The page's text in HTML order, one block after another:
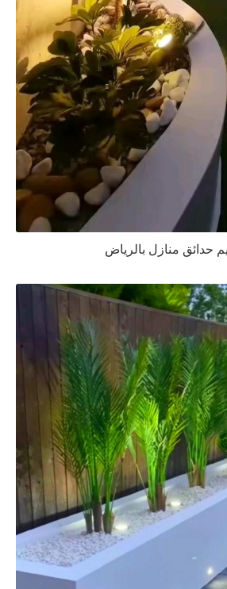
حدائق منازل بالرياض